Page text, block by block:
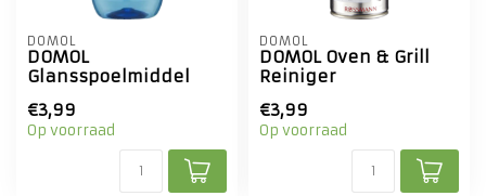
DOMOL
DOMOL
Glansspoelmiddel
€3,99
Op voorraad
DOMOL
DOMOL Oven & Grill
Reiniger
€3,99
Op voorraad